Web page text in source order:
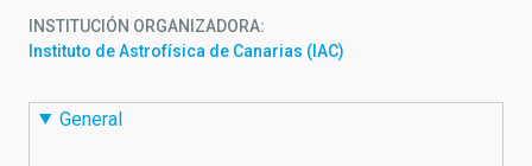
INSTITUCIÓN ORGANIZADORA
Instituto de Astrofísica de Canarias (IAC)
General